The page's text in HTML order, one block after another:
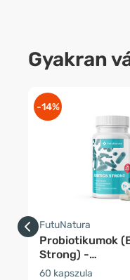
Gyakran
-14%
FutuNatura
Probiotikumok
Strong) -
emésztőrendszer
60 kapszula